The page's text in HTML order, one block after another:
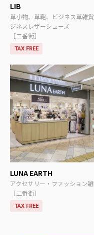
LIB
革小物、革鞄、ビジネス革雑
ジネスレザーシューズ
［二番街］
TAX FREE
LUNA EARTH
アクセサリー・ファッション
［二番街］
TAX FREE